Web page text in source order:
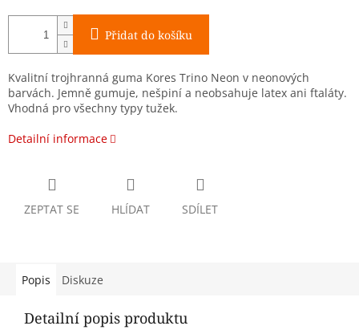
Přidat do košíku
Kvalitní trojhranná guma Kores Trino Neon v neonových
barvách. Jemně gumuje, nešpiní a neobsahuje latex ani ftaláty.
Vhodná pro všechny typy tužek.
Detailní informace
ZEPTAT SE HLÍDAT SDÍLET
Popis Diskuze
Detailní popis produktu